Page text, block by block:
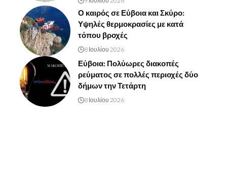
Ο καιρός σε Εύβοια και Σκύρο:
Υψηλές θερμοκρασίες με κατά
τόπου βροχές
8 Ιουλίου 2026
Εύβοια: Πολύωρες διακοπές
ρεύματος σε πολλές περιοχές δύο
δήμων την Τετάρτη
8 Ιουλίου 2026